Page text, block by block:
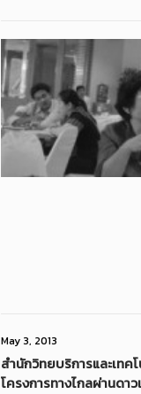
May 3, 2013
สำนักวิทยบริการและเท
โครงการทางไกลผ่านดา